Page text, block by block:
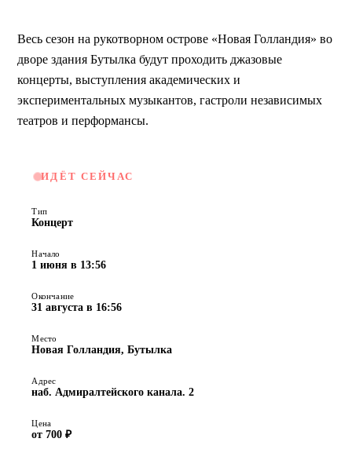
Весь сезон на рукотворном острове «Новая Голландия» во
дворе здания Бутылка будут проходить джазовые
концерты, выступления академических и
экспериментальных музыкантов, гастроли независимых
театров и перформансы.
ИДЁТ СЕЙЧАС
Тип
Концерт
Начало
1 июня в 13:56
Окончание
31 августа в 16:56
Место
Новая Голландия, Бутылка
Адрес
наб. Адмиралтейского канала. 2
Цена
от 700 ₽